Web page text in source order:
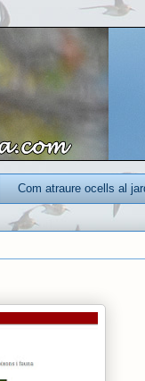
Com atraure ocells al